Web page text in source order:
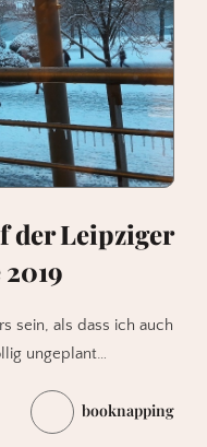
der Leipziger
sein, als dass ich auch
ungeplant…
booknapping